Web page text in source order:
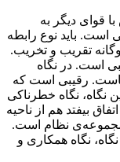
قوای دیگر به
باید نوع رابطه
تقریب و تخریب.
است. در نگاه
رقیبی است که
نگاه، نگاه خطرناکی
بیفتد هم از ناحیه‌
مجموعه‌ی نظام است.
نگاه همکاری و